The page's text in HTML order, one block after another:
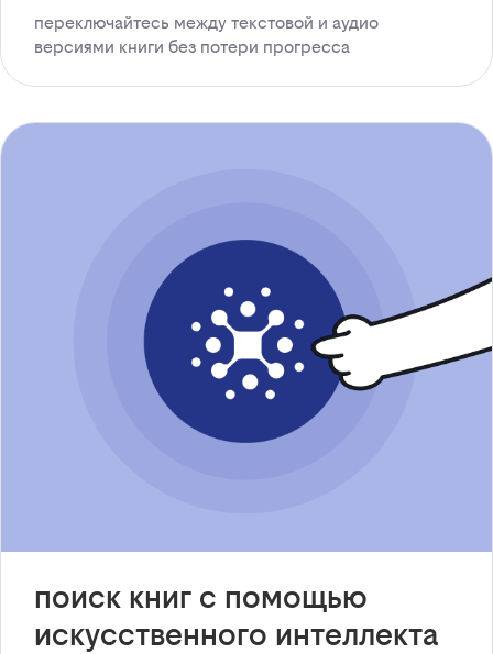
переключайтесь между текстовой и аудио
версиями книги без потери прогресса
поиск книг с помощью
искусственного интеллекта